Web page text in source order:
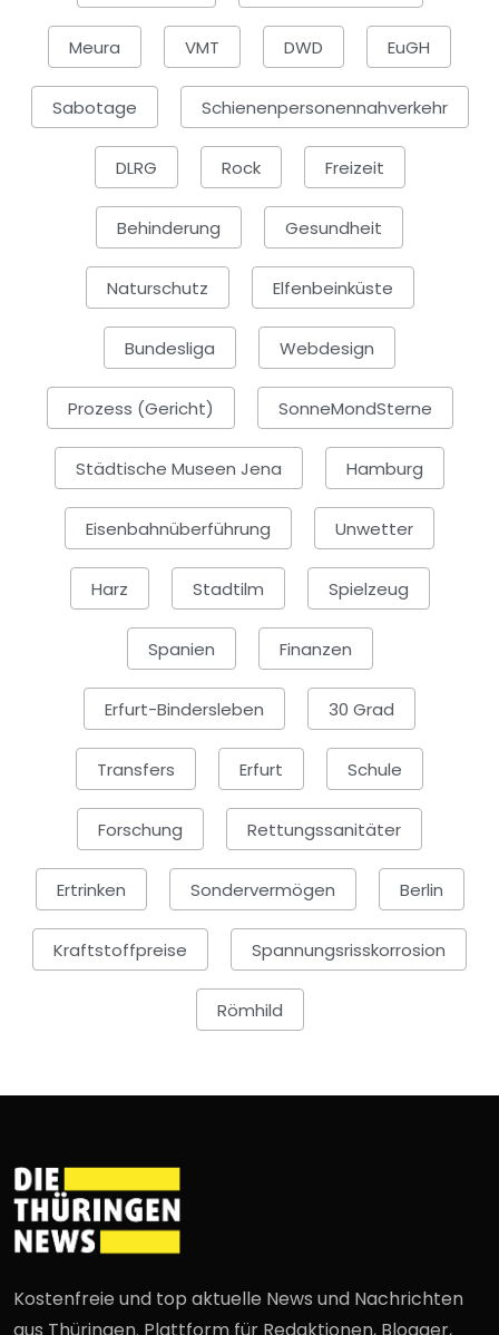
Meura VMT DWD EuGH
Sabotage Schienenpersonennahverkehr
DLRG Rock Freizeit
Behinderung Gesundheit
Naturschutz Elfenbeinküste
Bundesliga Webdesign
Prozess (Gericht) SonneMondSterne
Städtische Museen Jena Hamburg
Eisenbahnüberführung Unwetter
Harz Stadtilm Spielzeug
Spanien Finanzen
Erfurt-Bindersleben 30 Grad
Transfers Erfurt Schule
Forschung Rettungssanitäter
Ertrinken Sondervermögen Berlin
Kraftstoffpreise Spannungsrisskorrosion
Römhild
Kostenfreie und top aktuelle News und Nachrichten
aus Thüringen. Plattform für Redaktionen, Blogger,